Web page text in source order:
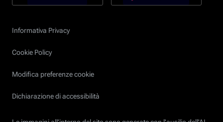
Informativa Privacy
Cookie Policy
Modifica preferenze cookie
Dichiarazione di accessibilità